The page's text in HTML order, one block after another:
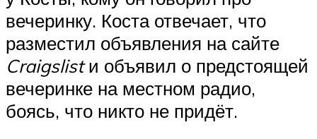
вечеринку. Коста отвечает, что
разместил объявления на сайте
Craigslistи объявил о предстоящей
вечеринке на местном радио,
боясь, что никто не придёт.